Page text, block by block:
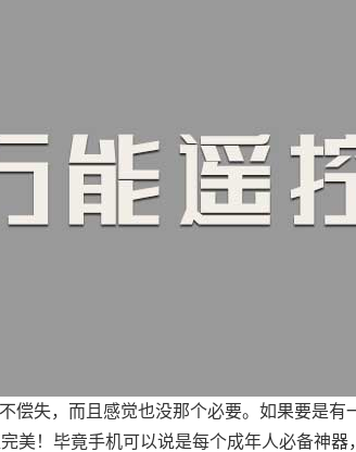
偿失，而且感觉也没那个必要。如果要是有
美！毕竟手机可以说是每个成年人必备神